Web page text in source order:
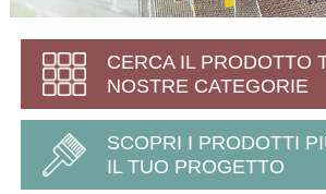
CERCA IL PRODOTTO
NOSTRE CATEGORIE
SCOPRI I PRODOTTI
IL TUO PROGETTO